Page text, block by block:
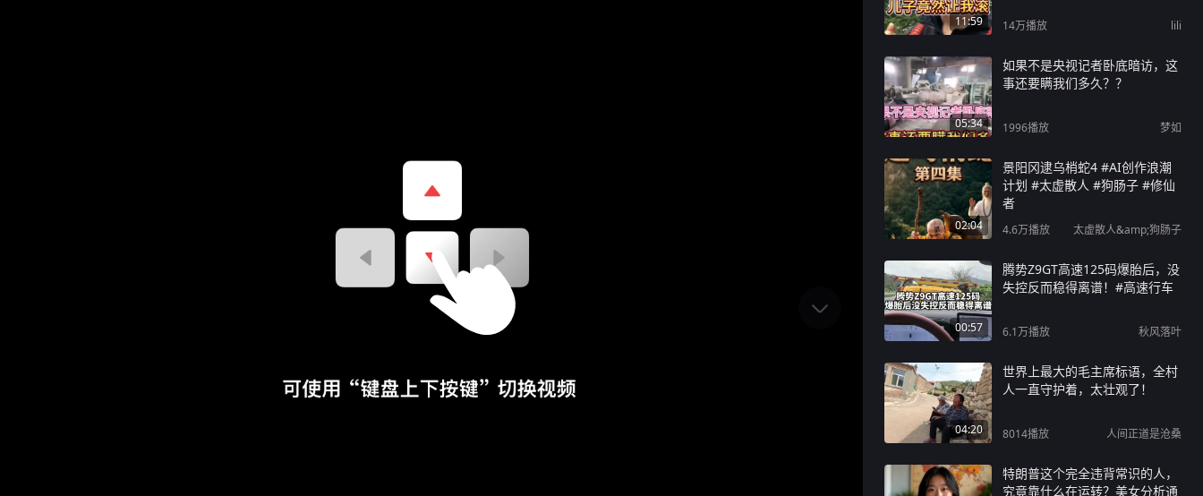
11:59 14万播放 lili
05:34
如果不是央视记者卧底暗访，这
事还要瞒我们多久？？
1996播放 梦如
02:04
景阳冈逮乌梢蛇4 #AI创作浪潮
计划 #太虚散人 #狗肠子 #修仙
者
4.6万播放 太虚散人&amp;狗肠子
00:57
腾势Z9GT高速125码爆胎后，没
失控反而稳得离谱！#高速行车
6.1万播放 秋风落叶
04:20
世界上最大的毛主席标语，全村
人一直守护着，太壮观了！
8014播放 人间正道是沧桑
特朗普这个完全违背常识的人，
究竟靠什么在运转？美女分析通